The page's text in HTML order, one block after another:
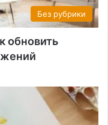
Без рубрики
обновить